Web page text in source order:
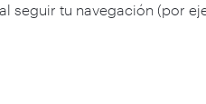
seguir tu navegación (por